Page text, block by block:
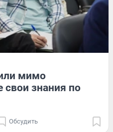
мимо
свои знания по
Обсудить